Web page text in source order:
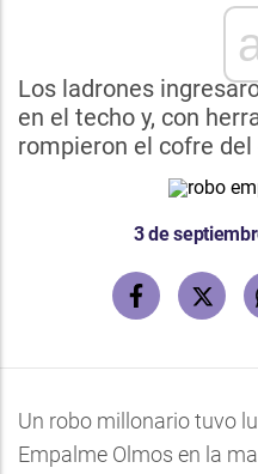
Los ladrones
en el techo y, con
rompieron el cofre
3 de
Un robo millonario tuvo
Empalme Olmos en la